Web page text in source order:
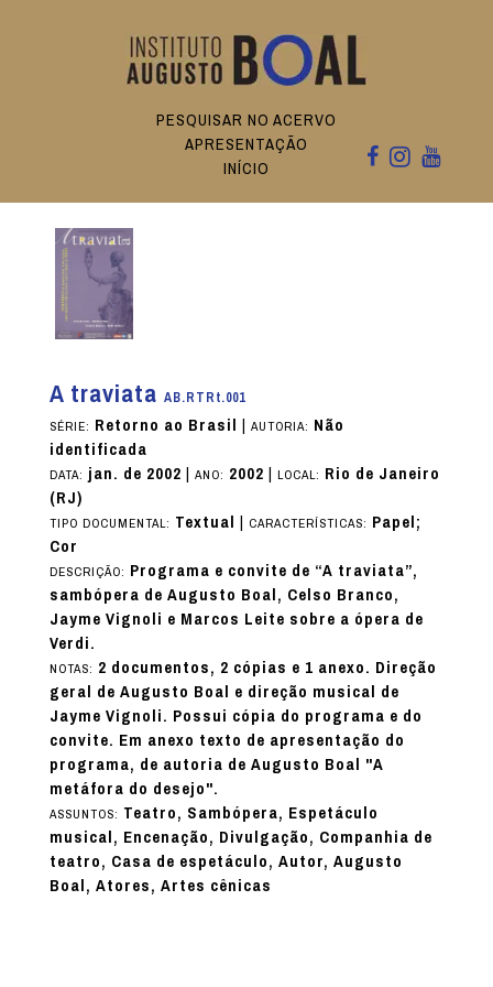
PESQUISAR NO ACERVO
APRESENTAÇÃO
INÍCIO
A traviata AB.RTRt.001
SÉRIE: Retorno ao Brasil | AUTORIA: Não
identificada
DATA:jan. de 2002| ANO: 2002| LOCAL: Rio de Janeiro
(RJ)
TIPO DOCUMENTAL: Textual | CARACTERÍSTICAS: Papel;
Cor
DESCRIÇÃO: Programa e convite de “A traviata”,
sambópera de Augusto Boal, Celso Branco,
Jayme Vignoli e Marcos Leite sobre a ópera de
Verdi.
NOTAS: 2 documentos, 2 cópias e 1 anexo. Direção
geral de Augusto Boal e direção musical de
Jayme Vignoli. Possui cópia do programa e do
convite. Em anexo texto de apresentação do
programa, de autoria de Augusto Boal "A
metáfora do desejo".
ASSUNTOS: Teatro, Sambópera, Espetáculo
musical, Encenação, Divulgação, Companhia de
teatro, Casa de espetáculo, Autor, Augusto
Boal, Atores, Artes cênicas